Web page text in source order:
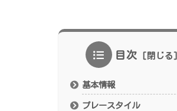
目次
基本情報
プレースタイル